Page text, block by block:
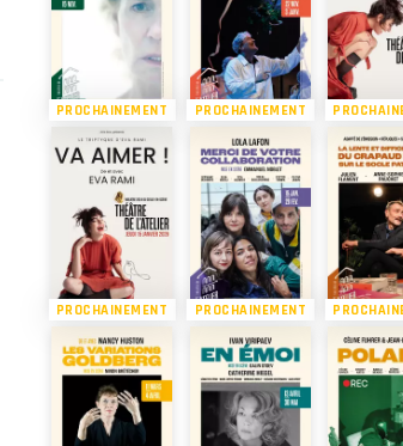
PROCHAINEMENT PROCHAINEMENT
PROCHAINEMENT PROCHAINEMENT